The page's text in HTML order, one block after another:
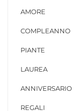
AMORE
COMPLEANNO
PIANTE
LAUREA
ANNIVERSARIO
REGALI